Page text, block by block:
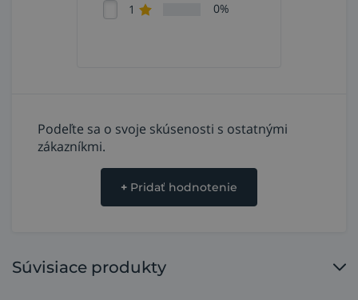
1 0%
Podeľte sa o svoje skúsenosti s ostatnými
zákazníkmi.
+ Pridať hodnotenie
Súvisiace produkty